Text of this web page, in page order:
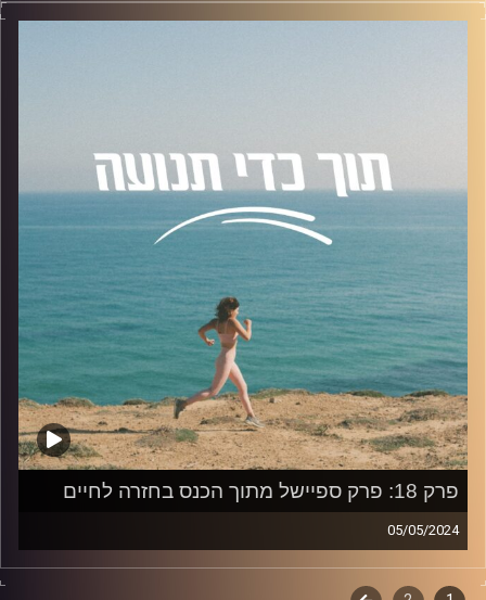
אירחתי את נועם מנלה, חוקר תודעה דיגיטלית. מרצה
התמודדות עם שינויים בעקבות הטכנולוגיה, השפעות
הטכנולוגיה על עיצוב האמונות וההתנהגויות, אותנטיות, יצירתיות
ופסיכולוגיה בעידן הטכנולוגי.
להצטרפות לקבוצת הוואטספ שלנו "קהילת הפודקאסט- תוך
כדי תנועה", בה עולים תכנים רלוונטיים מהפרק, שאלות שלכם
ואתגרים למיניהם.
לחצו עלהלינק
קרדיט תמונות:AudioVersity
פרק 18: פרק ספיישל מתוך הכנס בחזרה לחיים
05/05/2024
הפרק המיוחד של השידור הינו חלק מהכנס "בחזרה לחיים"
במסגרת החטיבה לספורט, מאמץ וביצועים בתכנית לתואר שני